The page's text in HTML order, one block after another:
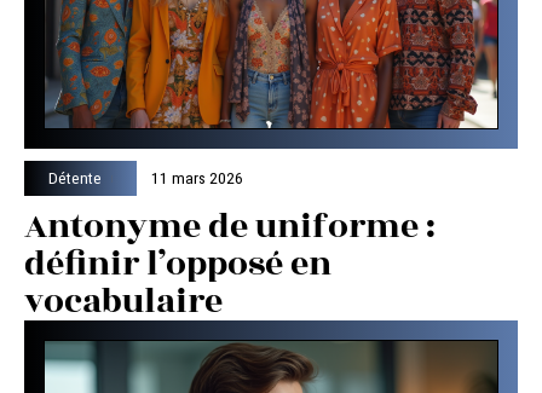
Détente 11 mars 2026
Antonyme de uniforme :
définir l’opposé en
vocabulaire